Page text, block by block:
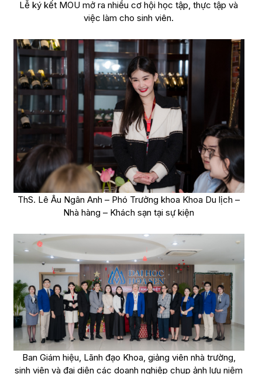
Lễ ký kết MOU mở ra nhiều cơ hội học tập, thực tập và
việc làm cho sinh viên.
ThS. Lê Âu Ngân Anh – Phó Trưởng khoa Khoa Du lịch –
Nhà hàng – Khách sạn tại sự kiện
Ban Giám hiệu, Lãnh đạo Khoa, giảng viên nhà trường,
sinh viên và đại diện các doanh nghiệp chụp ảnh lưu niệm